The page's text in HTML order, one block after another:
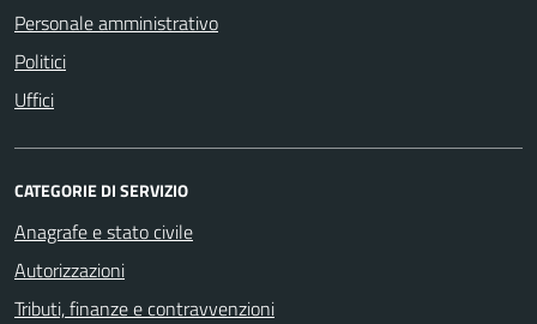
Personale amministrativo
Politici
Uffici
CATEGORIE DI SERVIZIO
Anagrafe e stato civile
Autorizzazioni
Tributi, finanze e contravvenzioni